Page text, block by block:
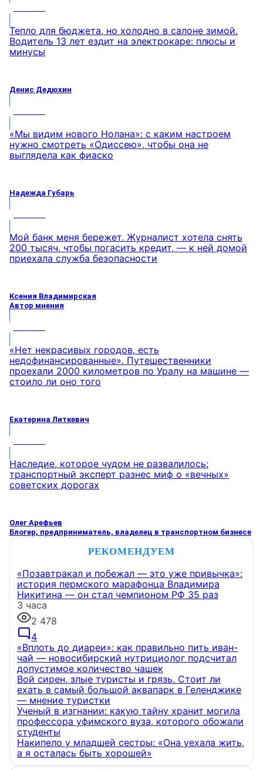
Тепло для бюджета, но холодно в салоне зимой.
Водитель 13 лет ездит на электрокаре: плюсы и
минусы
Денис Дедюхин
«Мы видим нового Нолана»: с каким настроем
нужно смотреть «Одиссею», чтобы она не
выглядела как фиаско
Надежда Губарь
Мой банк меня бережет. Журналист хотела снять
200 тысяч, чтобы погасить кредит, — к ней домой
приехала служба безопасности
Ксения Владимирская
Автор мнения
«Нет некрасивых городов, есть
недофинансированные». Путешественники
проехали 2000 километров по Уралу на машине —
стоило ли оно того
Екатерина Литкевич
Наследие, которое чудом не развалилось:
транспортный эксперт разнес миф о «вечных»
советских дорогах
Олег Арефьев
Блогер, предприниматель, владелец в транспортном бизнесе
РЕКОМЕНДУЕМ
«Позавтракал и побежал — это уже привычка»:
история пермского марафонца Владимира
Никитина — он стал чемпионом РФ 35 раз
3 часа
2 478
4
«Вплоть до диареи»: как правильно пить иван-
чай — новосибирский нутрициолог подсчитал
допустимое количество чашек
Вой сирен, злые туристы и грязь. Стоит ли
ехать в самый большой аквапарк в Геленджике
— мнение туристки
Ученый в изгнании: какую тайну хранит могила
профессора уфимского вуза, которого обожали
студенты
Накипело у младшей сестры: «Она уехала жить,
а я осталась быть хорошей»